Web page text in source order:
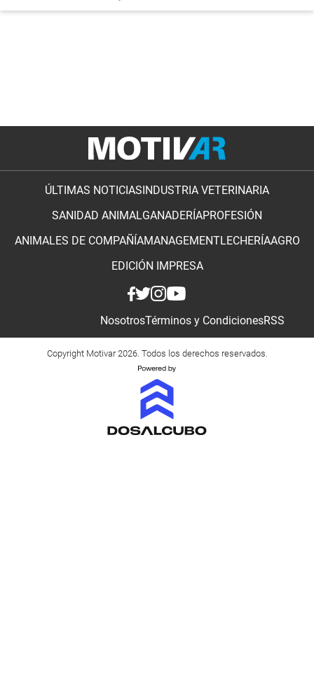
ÚLTIMAS NOTICIAS INDUSTRIA VETERINARIA
SANIDAD ANIMALGANADERÍAPROFESIÓN
ANIMALES DE COMPAÑÍAMANAGEMENTLECHERÍAAGRO
EDICIÓN IMPRESA
NosotrosTérminos y CondicionesRSS
Copyright Motivar 2026. Todos los derechos reservados.